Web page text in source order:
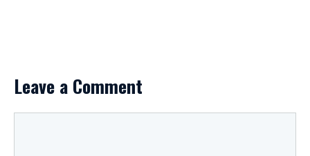
Leave a Comment